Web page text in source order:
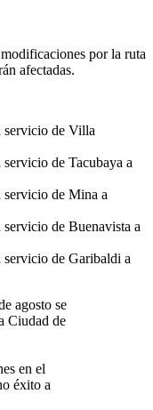
por la ruta
afectadas.
servicio de Villa
servicio de Tacubaya a
servicio de Mina a
servicio de Buenavista a
servicio de Garibaldi a
agosto se
Ciudad de
en el
éxito a